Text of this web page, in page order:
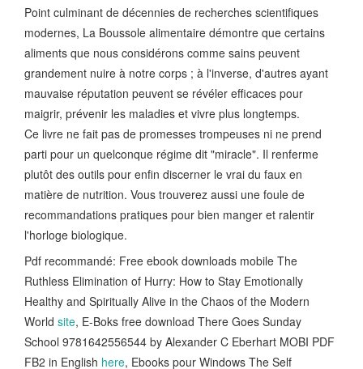
Point culminant de décennies de recherches scientifiques
modernes, La Boussole alimentaire démontre que certains
aliments que nous considérons comme sains peuvent
grandement nuire à notre corps ; à l'inverse, d'autres ayant
mauvaise réputation peuvent se révéler efficaces pour
maigrir, prévenir les maladies et vivre plus longtemps.
Ce livre ne fait pas de promesses trompeuses ni ne prend
parti pour un quelconque régime dit "miracle". Il renferme
plutôt des outils pour enfin discerner le vrai du faux en
matière de nutrition. Vous trouverez aussi une foule de
recommandations pratiques pour bien manger et ralentir
l'horloge biologique.
Pdf recommandé: Free ebook downloads mobile The
Ruthless Elimination of Hurry: How to Stay Emotionally
Healthy and Spiritually Alive in the Chaos of the Modern
World site, E-Boks free download There Goes Sunday
School 9781642556544 by Alexander C Eberhart MOBI PDF
FB2 in English here, Ebooks pour Windows The Self